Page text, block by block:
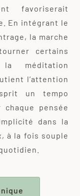
favoriserait
En intégrant le
la marche
certains
méditation
l’attention
un tempo
pensée
dans la
à la fois souple